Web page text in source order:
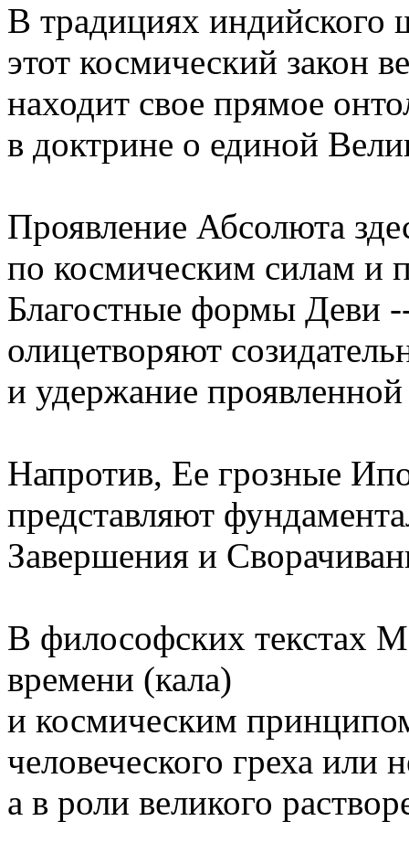
В традициях индийского
этот космический закон
находит свое прямое
в доктрине о единой
Проявление Абсолюта
по космическим силам и
Благостные формы Деви
олицетворяют
и удержание
Напротив, Ее грозные
представляют
Завершения и
В философских текстах
времени (кала)
и космическим
человеческого греха или
а в роли великого